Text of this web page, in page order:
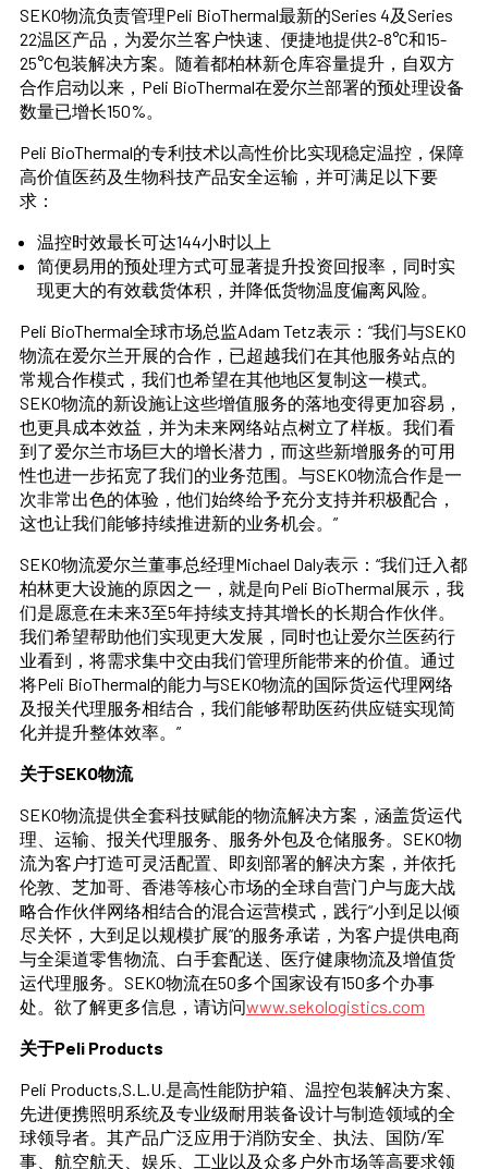
SEKO物流负责管理Peli BioThermal最新的Series 4及Series
22温区产品，为爱尔兰客户快速、便捷地提供2-8°C和15-
25°C包装解决方案。随着都柏林新仓库容量提升，自双方
合作启动以来，Peli BioThermal在爱尔兰部署的预处理设备
数量已增长150%。
Peli BioThermal的专利技术以高性价比实现稳定温控，保障
高价值医药及生物科技产品安全运输，并可满足以下要
求：
温控时效最长可达144小时以上
简便易用的预处理方式可显著提升投资回报率，同时实
现更大的有效载货体积，并降低货物温度偏离风险。
Peli BioThermal全球市场总监Adam Tetz表示：“我们与SEKO
物流在爱尔兰开展的合作，已超越我们在其他服务站点的
常规合作模式，我们也希望在其他地区复制这一模式。
SEKO物流的新设施让这些增值服务的落地变得更加容易，
也更具成本效益，并为未来网络站点树立了样板。我们看
到了爱尔兰市场巨大的增长潜力，而这些新增服务的可用
性也进一步拓宽了我们的业务范围。与SEKO物流合作是一
次非常出色的体验，他们始终给予充分支持并积极配合，
这也让我们能够持续推进新的业务机会。”
SEKO物流爱尔兰董事总经理Michael Daly表示：“我们迁入都
柏林更大设施的原因之一，就是向Peli BioThermal展示，我
们是愿意在未来3至5年持续支持其增长的长期合作伙伴。
我们希望帮助他们实现更大发展，同时也让爱尔兰医药行
业看到，将需求集中交由我们管理所能带来的价值。通过
将Peli BioThermal的能力与SEKO物流的国际货运代理网络
及报关代理服务相结合，我们能够帮助医药供应链实现简
化并提升整体效率。”
关于SEKO物流
SEKO物流提供全套科技赋能的物流解决方案，涵盖货运代
理、运输、报关代理服务、服务外包及仓储服务。SEKO物
流为客户打造可灵活配置、即刻部署的解决方案，并依托
伦敦、芝加哥、香港等核心市场的全球自营门户与庞大战
略合作伙伴网络相结合的混合运营模式，践行“小到足以倾
尽关怀，大到足以规模扩展”的服务承诺，为客户提供电商
与全渠道零售物流、白手套配送、医疗健康物流及增值货
运代理服务。SEKO物流在50多个国家设有150多个办事
处。欲了解更多信息，请访问www.sekologistics.com
关于Peli Products
Peli Products,S.L.U.是高性能防护箱、温控包装解决方案、
先进便携照明系统及专业级耐用装备设计与制造领域的全
球领导者。其产品广泛应用于消防安全、执法、国防/军
事、航空航天、娱乐、工业以及众多户外市场等高要求领